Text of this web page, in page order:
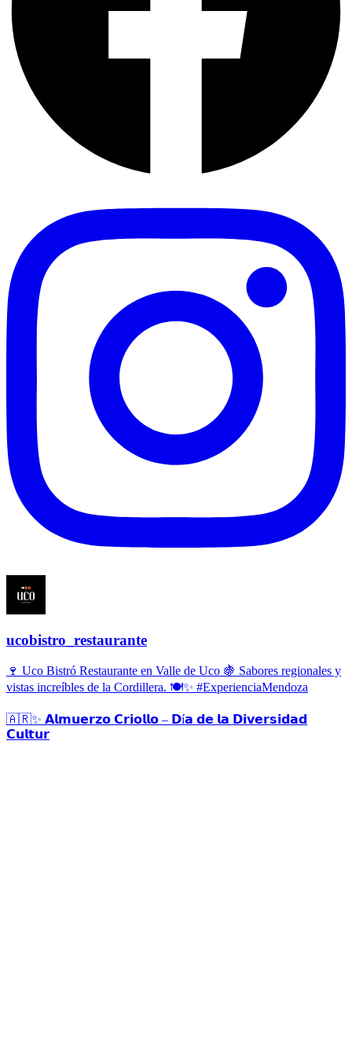
ucobistro_restaurante
🍷 Uco Bistró Restaurante en Valle de Uco 🍇 Sabores regionales y
vistas increíbles de la Cordillera. 🍽️✨ #ExperienciaMendoza
🇦🇷✨ 𝗔𝗹𝗺𝘂𝗲𝗿𝘇𝗼 𝗖𝗿𝗶𝗼𝗹𝗹𝗼 – 𝗗í𝗮 𝗱𝗲 𝗹𝗮 𝗗𝗶𝘃𝗲𝗿𝘀𝗶𝗱𝗮𝗱
𝗖𝘂𝗹𝘁𝘂𝗿